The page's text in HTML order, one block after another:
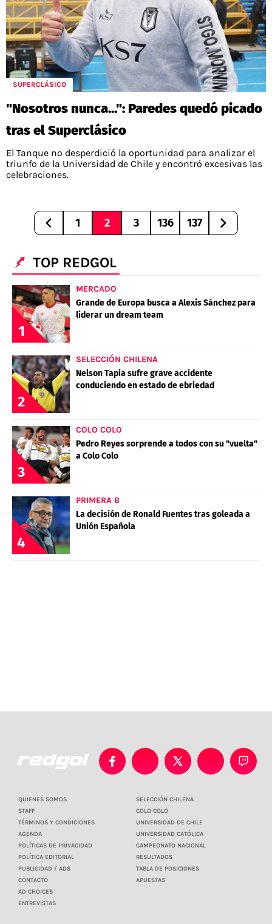
SUPERCLÁSICO
"Nosotros nunca...": Paredes quedó picado
tras el Superclásico
El Tanque no desperdició la oportunidad para analizar el
triunfo de la Universidad de Chile y encontró excesivas las
celebraciones.
1 2 3 136 137
TOP REDGOL
1
MERCADO
Grande de Europa busca a Alexis Sánchez para
liderar un dream team
2
SELECCIÓN CHILENA
Nelson Tapia sufre grave accidente
conduciendo en estado de ebriedad
3
COLO COLO
Pedro Reyes sorprende a todos con su "vuelta"
a Colo Colo
4
PRIMERA B
La decisión de Ronald Fuentes tras goleada a
Unión Española
QUIENES SOMOS
STAFF
TÉRMINOS Y CONDICIONES
AGENDA
POLÍTICAS DE PRIVACIDAD
POLÍTICA EDITORIAL
PUBLICIDAD / ADS
CONTACTO
AD CHOICES
ENTREVISTAS
SELECCIÓN CHILENA
COLO COLO
UNIVERSIDAD DE CHILE
UNIVERSIDAD CATÓLICA
CAMPEONATO NACIONAL
RESULTADOS
TABLA DE POSICIONES
APUESTAS